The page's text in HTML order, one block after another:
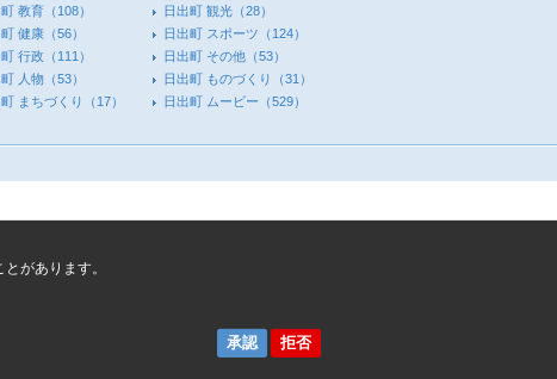
教育 （108） 日出町 観光 （28）
健康 （56） 日出町 スポーツ （124）
行政 （111） 日出町 その他 （53）
人物 （53） 日出町 ものづくり
（31）
まちづくり （17） 日出町 ムービー （529）
があります。